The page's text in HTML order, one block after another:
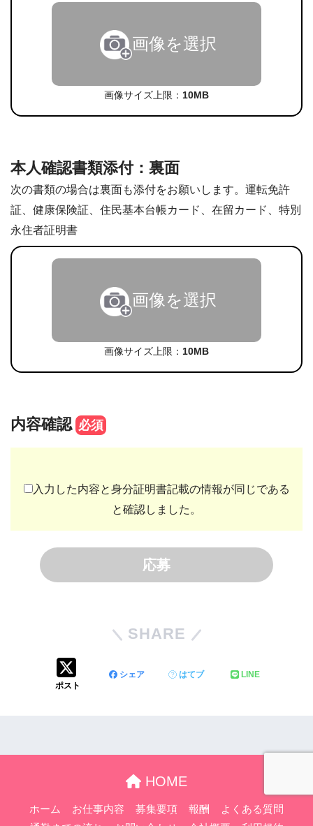
画像を選択
画像サイズ上限： 10MB
本人確認書類添付：裏面
次の書類の場合は裏面も添付をお願いします。運転免許
証、健康保険証、住民基本台帳カード、在留カード、特別
永住者証明書
画像を選択
画像サイズ上限： 10MB
内容確認 必須
入力した内容と身分証明書記載の情報が同じである
と確認しました。
応募
SHARE
ポスト
シェア はてブ LINE
HOME
ホーム お仕事内容 募集要項 報酬
よくある質問